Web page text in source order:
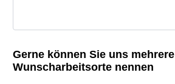
Gerne können Sie uns mehrere
Wunscharbeitsorte nennen